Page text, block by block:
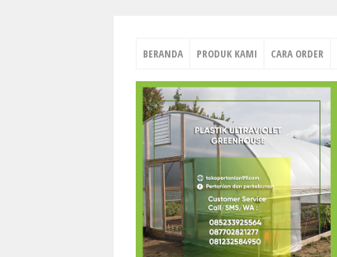
BERANDA PRODUK KAMI CARA ORDER